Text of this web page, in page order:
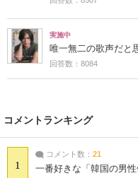
実施中
唯一無二の歌声だと
回答数：8084
コメントランキング
1
コメント数： 21
一番好きな「韓国の男